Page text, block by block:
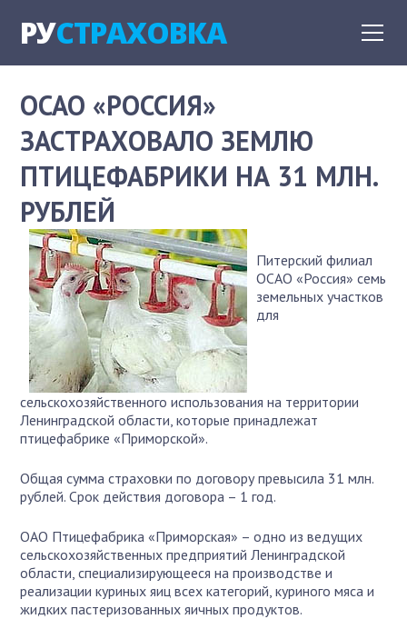
РУСТРАХОВКА
ОСАО «РОССИЯ»
ЗАСТРАХОВАЛО ЗЕМЛЮ
ПТИЦЕФАБРИКИ НА 31 МЛН.
РУБЛЕЙ
Питерский филиал
ОСАО «Россия» семь
земельных участков
для
сельскохозяйственного использования на территории
Ленинградской области, которые принадлежат
птицефабрике «Приморской».
Общая сумма страховки по договору превысила 31 млн.
рублей. Срок действия договора – 1 год.
ОАО Птицефабрика «Приморская» – одно из ведущих
сельскохозяйственных предприятий Ленинградской
области, специализирующееся на производстве и
реализации куриных яиц всех категорий, куриного мяса и
жидких пастеризованных яичных продуктов.